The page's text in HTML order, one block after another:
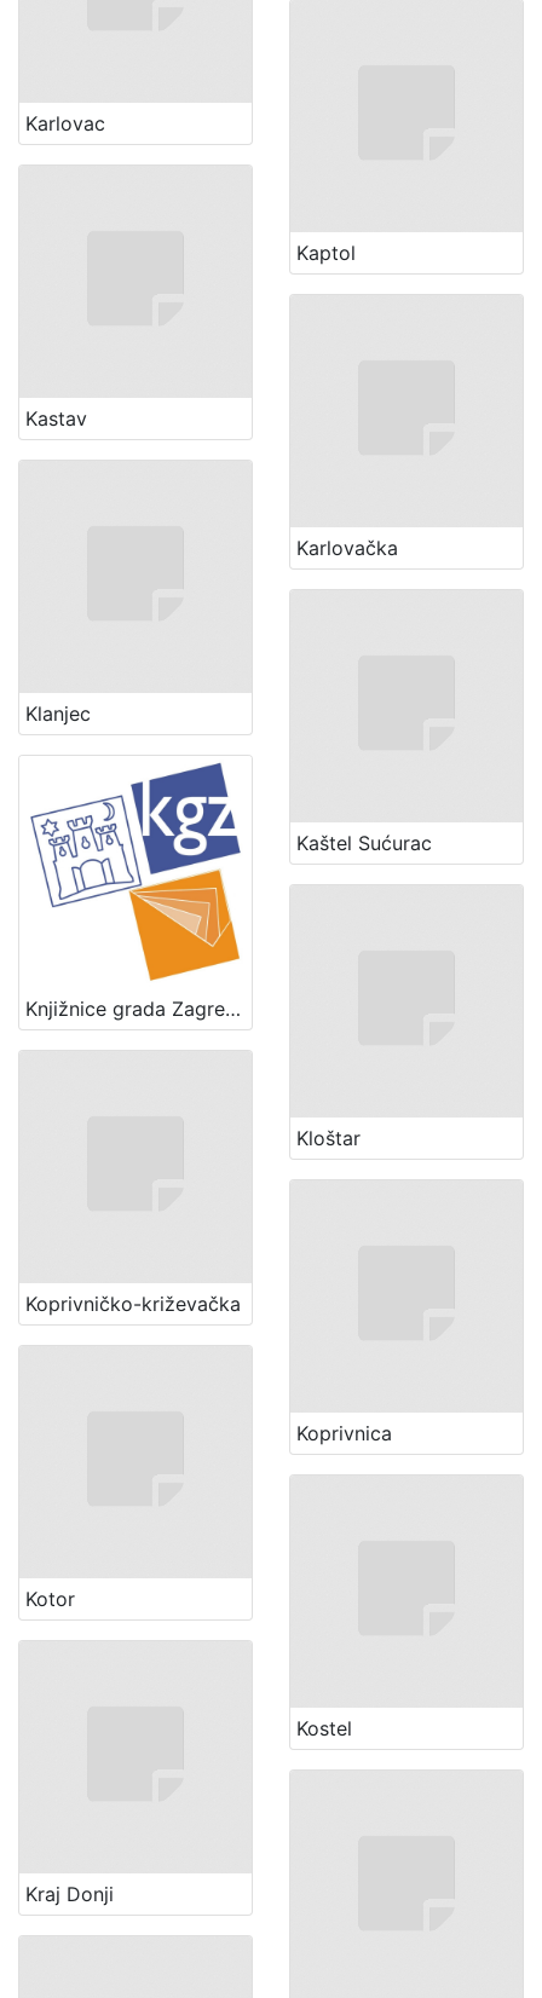
Kaptol
Karlovac
Karlovačka
Kastav
Kaštel Sućurac
Klanjec
Kloštar
Knjižnice grada Zagreba
Koprivnica
Koprivničko-križevačka
Kostel
Kotor
Kraj Donji